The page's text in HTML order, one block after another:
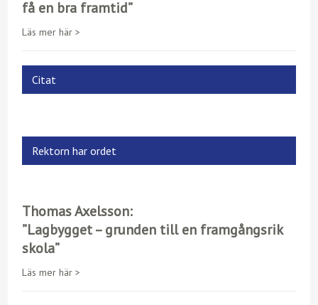
få en bra framtid”
Läs mer här >
Citat
Rektorn har ordet
Thomas Axelsson:
”Lagbygget – grunden till en framgångsrik
skola”
Läs mer här >